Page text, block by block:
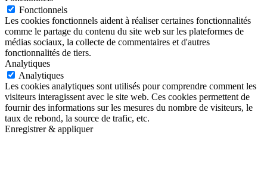
Fonctionnels
Les cookies fonctionnels aident à réaliser certaines fonctionnalités
comme le partage du contenu du site web sur les plateformes de
médias sociaux, la collecte de commentaires et d'autres
fonctionnalités de tiers.
Analytiques
Analytiques
Les cookies analytiques sont utilisés pour comprendre comment les
visiteurs interagissent avec le site web. Ces cookies permettent de
fournir des informations sur les mesures du nombre de visiteurs, le
taux de rebond, la source de trafic, etc.
Enregistrer & appliquer